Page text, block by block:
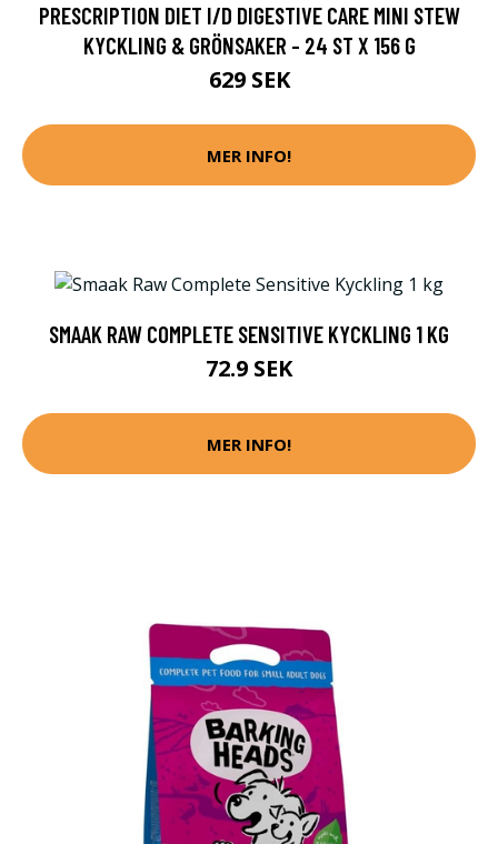
PRESCRIPTION DIET I/D DIGESTIVE CARE MINI STEW
KYCKLING & GRÖNSAKER - 24 ST X 156 G
629 SEK
MER INFO!
SMAAK RAW COMPLETE SENSITIVE KYCKLING 1 KG
72.9 SEK
MER INFO!